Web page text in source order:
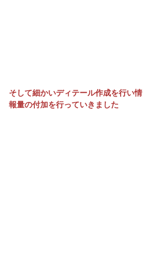
そして細かいディテール作成を行い情
報量の付加を行っていきました